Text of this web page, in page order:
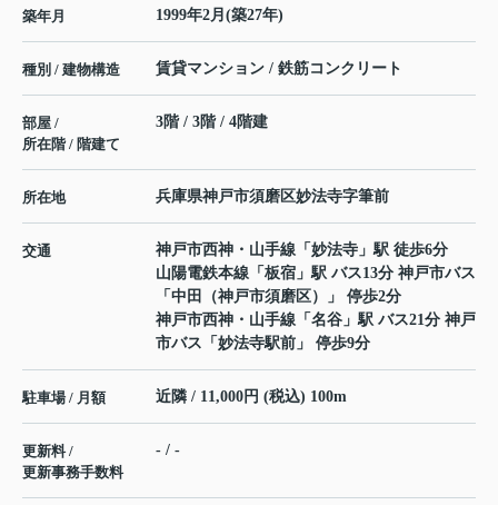
築年月 1999年2月(築27年)
種別 / 建物構造 賃貸マンション / 鉄筋コンクリート
部屋 /
所在階 / 階建て
3階 / 3階 / 4階建
所在地 兵庫県神戸市須磨区妙法寺字筆前
交通 神戸市西神・山手線 「 妙法寺 」駅 徒歩6分
山陽電鉄本線 「 板宿 」駅 バス13分 神戸市バス
「中田（神戸市須磨区）」 停歩2分
神戸市西神・山手線 「 名谷 」駅 バス21分 神戸
市バス「妙法寺駅前」 停歩9分
駐車場 / 月額 近隣 / 11,000円 (税込) 100m
更新料 /
更新事務手数料
- / -